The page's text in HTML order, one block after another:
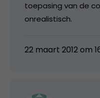
toepasing van de
onrealistisch.
22 maart 2012 om